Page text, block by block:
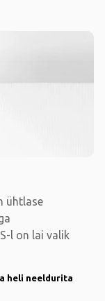
ühtlase
l on lai valik
heli neeldurita